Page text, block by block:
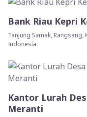
Bank Riau Kepri
Tanjung Samak, Rangsang,
Indonesia
Kantor Lurah
Meranti